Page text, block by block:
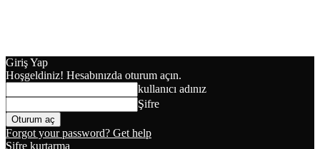
Giriş Yap
Hoşgeldiniz! Hesabınızda oturum açın.
kullanıcı adınız
Şifre
Forgot your password? Get help
Şifre kurtarma